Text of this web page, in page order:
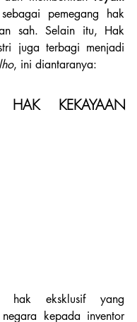
pemegang hak
sah. Selain itu, Hak
juga terbagi menjadi
lho, ini diantaranya:
HAK KEKAYAAN
hak eksklusif yang
kepada inventor